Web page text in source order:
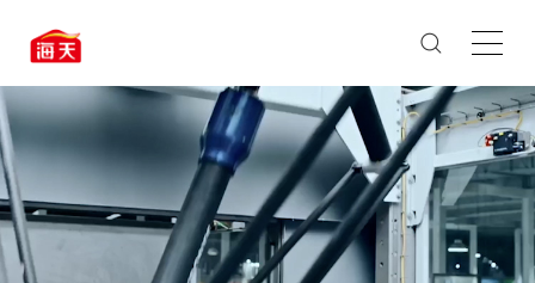
全球首家酱油酿造行业
“灯塔工厂”